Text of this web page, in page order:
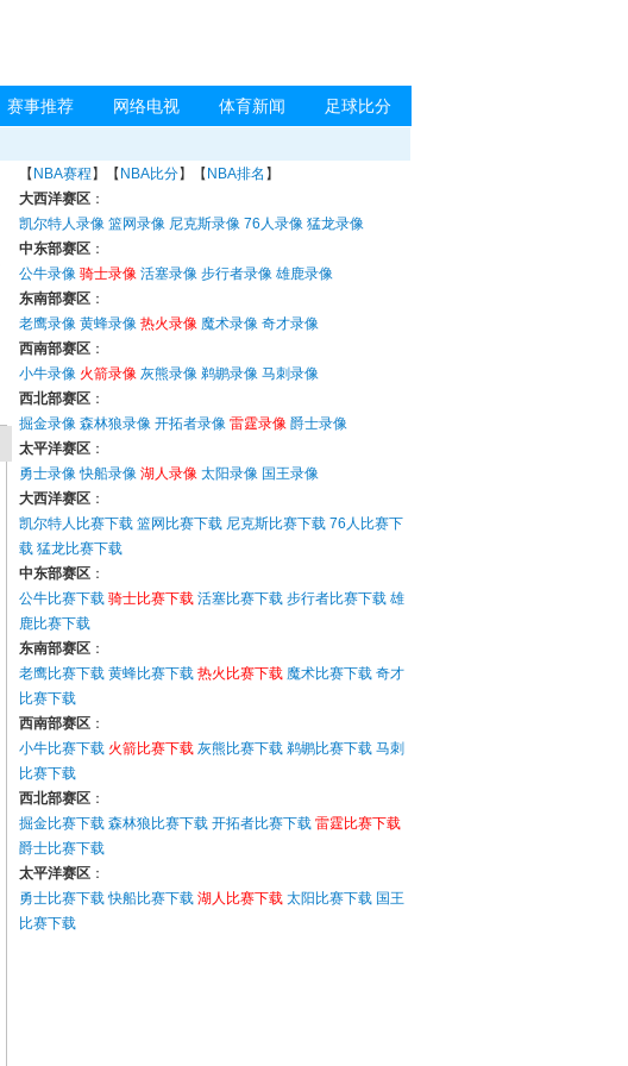
赛事推荐 网络电视 体育新闻 足球比分
【 NBA赛程 】【 NBA比分】【 NBA排名 】
大西洋赛区 ：
凯尔特人录像 篮网录像 尼克斯录像 76人录像 猛龙录像
中东部赛区 ：
公牛录像 骑士录像 活塞录像 步行者录像 雄鹿录像
东南部赛区 ：
老鹰录像 黄蜂录像 热火录像 魔术录像 奇才录像
西南部赛区 ：
小牛录像 火箭录像 灰熊录像 鹈鹕录像 马刺录像
西北部赛区 ：
掘金录像 森林狼录像 开拓者录像 雷霆录像 爵士录像
太平洋赛区 ：
勇士录像 快船录像 湖人录像 太阳录像 国王录像
大西洋赛区 ：
凯尔特人比赛下载 篮网比赛下载 尼克斯比赛下载 76人比赛下
载 猛龙比赛下载
中东部赛区 ：
公牛比赛下载 骑士比赛下载 活塞比赛下载 步行者比赛下载 雄
鹿比赛下载
东南部赛区 ：
老鹰比赛下载 黄蜂比赛下载 热火比赛下载 魔术比赛下载 奇才
比赛下载
西南部赛区 ：
小牛比赛下载 火箭比赛下载 灰熊比赛下载 鹈鹕比赛下载 马刺
比赛下载
西北部赛区 ：
掘金比赛下载 森林狼比赛下载 开拓者比赛下载 雷霆比赛下载
爵士比赛下载
太平洋赛区 ：
勇士比赛下载 快船比赛下载 湖人比赛下载 太阳比赛下载 国王
比赛下载